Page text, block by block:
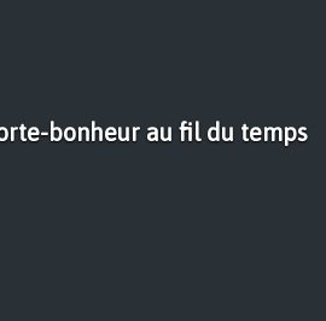
bonheur au fil du temps